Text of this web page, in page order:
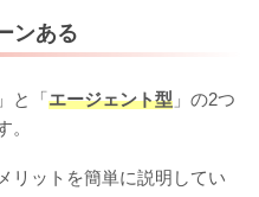
ンある
」と「エージェント型 」の2つ
。
リットを簡単に説明してい